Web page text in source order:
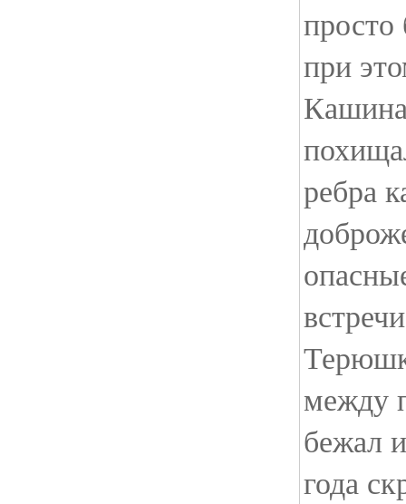
при
ребра
между
бежал
года